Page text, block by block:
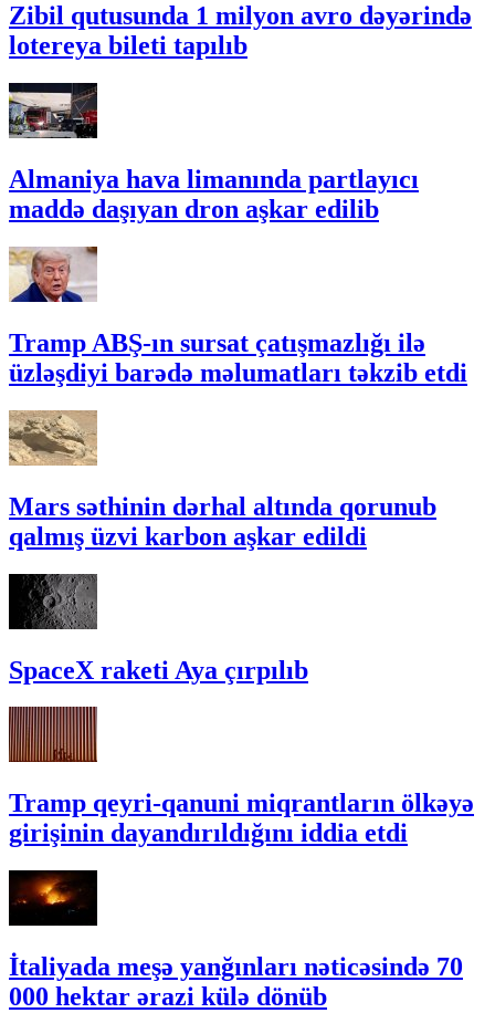
Zibil qutusunda 1 milyon avro dəyərində
lotereya bileti tapılıb
Almaniya hava limanında partlayıcı
maddə daşıyan dron aşkar edilib
Tramp ABŞ-ın sursat çatışmazlığı ilə
üzləşdiyi barədə məlumatları təkzib etdi
Mars səthinin dərhal altında qorunub
qalmış üzvi karbon aşkar edildi
SpaceX raketi Aya çırpılıb
Tramp qeyri-qanuni miqrantların ölkəyə
girişinin dayandırıldığını iddia etdi
İtaliyada meşə yanğınları nəticəsində 70
000 hektar ərazi külə dönüb